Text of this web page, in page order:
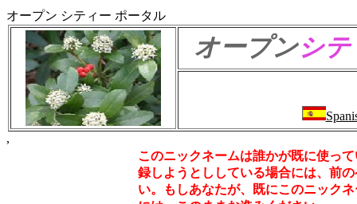
オープン シティー ポータル
オープンシテ
,
このニックネームは誰かが既に使っ
録しようとししている場合には、前
い。もしあなたが、既にこのニック